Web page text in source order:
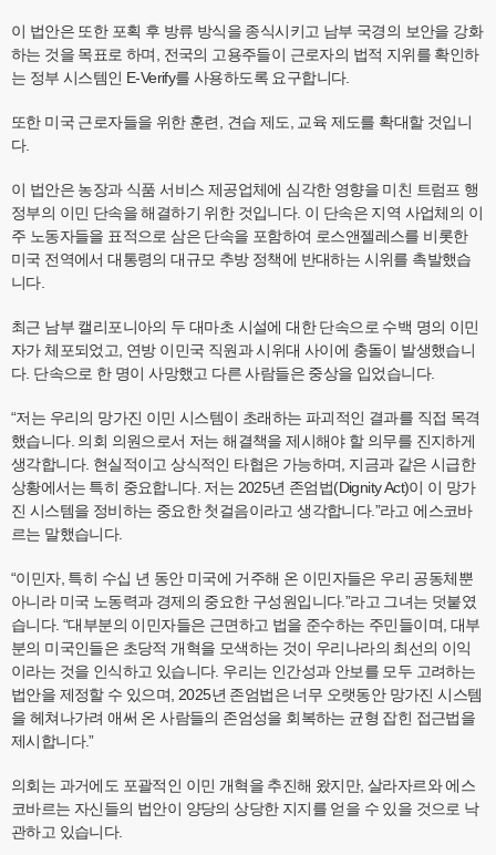
이 법안은 또한 포획 후 방류 방식을 종식시키고 남부 국경의 보안을 강화
하는 것을 목표로 하며, 전국의 고용주들이 근로자의 법적 지위를 확인하
는 정부 시스템인 E-Verify를 사용하도록 요구합니다.
또한 미국 근로자들을 위한 훈련, 견습 제도, 교육 제도를 확대할 것입니
다.
이 법안은 농장과 식품 서비스 제공업체에 심각한 영향을 미친 트럼프 행
정부의 이민 단속을 해결하기 위한 것입니다. 이 단속은 지역 사업체의 이
주 노동자들을 표적으로 삼은 단속을 포함하여 로스앤젤레스를 비롯한
미국 전역에서 대통령의 대규모 추방 정책에 반대하는 시위를 촉발했습
니다.
최근 남부 캘리포니아의 두 대마초 시설에 대한 단속으로 수백 명의 이민
자가 체포되었고, 연방 이민국 직원과 시위대 사이에 충돌이 발생했습니
다. 단속으로 한 명이 사망했고 다른 사람들은 중상을 입었습니다.
“저는 우리의 망가진 이민 시스템이 초래하는 파괴적인 결과를 직접 목격
했습니다. 의회 의원으로서 저는 해결책을 제시해야 할 의무를 진지하게
생각합니다. 현실적이고 상식적인 타협은 가능하며, 지금과 같은 시급한
상황에서는 특히 중요합니다. 저는 2025년 존엄법(Dignity Act)이 이 망가
진 시스템을 정비하는 중요한 첫걸음이라고 생각합니다.”라고 에스코바
르는 말했습니다.
“이민자, 특히 수십 년 동안 미국에 거주해 온 이민자들은 우리 공동체뿐
아니라 미국 노동력과 경제의 중요한 구성원입니다.”라고 그녀는 덧붙였
습니다. “대부분의 이민자들은 근면하고 법을 준수하는 주민들이며, 대부
분의 미국인들은 초당적 개혁을 모색하는 것이 우리나라의 최선의 이익
이라는 것을 인식하고 있습니다. 우리는 인간성과 안보를 모두 고려하는
법안을 제정할 수 있으며, 2025년 존엄법은 너무 오랫동안 망가진 시스템
을 헤쳐나가려 애써 온 사람들의 존엄성을 회복하는 균형 잡힌 접근법을
제시합니다.”
의회는 과거에도 포괄적인 이민 개혁을 추진해 왔지만, 살라자르와 에스
코바르는 자신들의 법안이 양당의 상당한 지지를 얻을 수 있을 것으로 낙
관하고 있습니다.